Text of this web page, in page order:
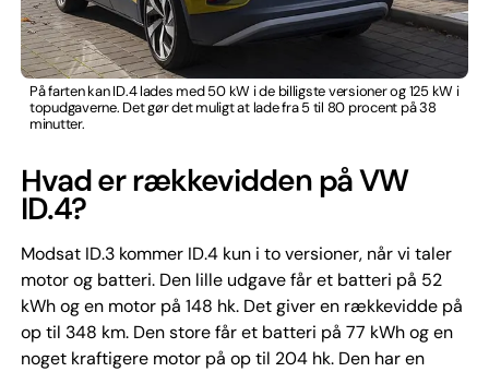
På farten kan ID.4 lades med 50 kW i de billigste versioner og 125 kW i
topudgaverne. Det gør det muligt at lade fra 5 til 80 procent på 38
minutter.
Hvad er rækkevidden på VW
ID.4?
Modsat ID.3 kommer ID.4 kun i to versioner, når vi taler
motor og batteri. Den lille udgave får et batteri på 52
kWh og en motor på 148 hk. Det giver en rækkevidde på
op til 348 km. Den store får et batteri på 77 kWh og en
noget kraftigere motor på op til 204 hk. Den har en